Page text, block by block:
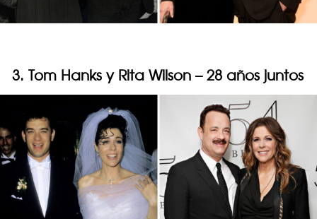
3. Tom Hanks y Rita Wilson – 28 años juntos